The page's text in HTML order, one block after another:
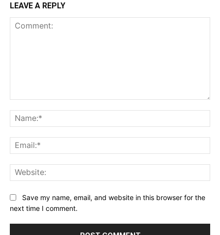
LEAVE A REPLY
Save my name, email, and website in this browser for the
next time I comment.